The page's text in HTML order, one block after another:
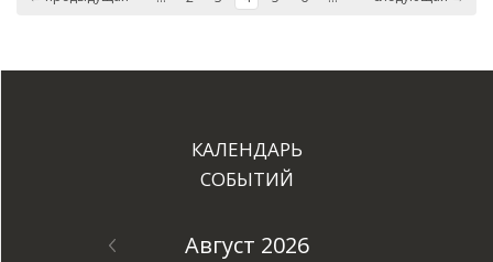
КАЛЕНДАРЬ
СОБЫТИЙ
Август 2026